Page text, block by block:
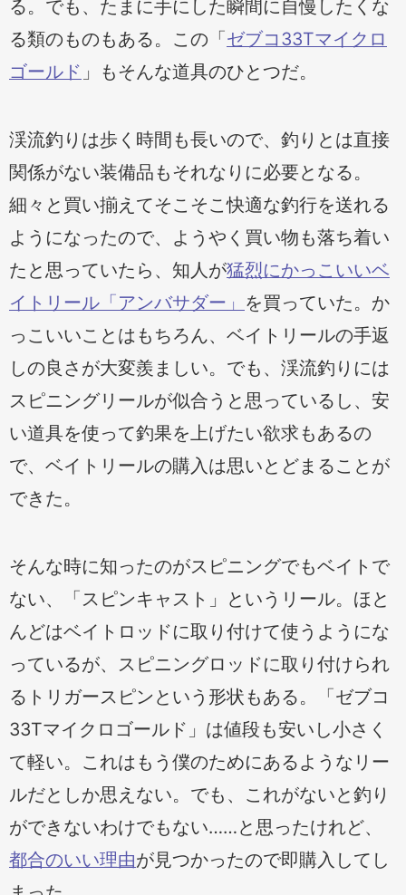
る。でも、たまに手にした瞬間に自慢したくな
る類のものもある。この「ゼブコ33Tマイクロ
ゴールド 」もそんな道具のひとつだ。
渓流釣りは歩く時間も長いので、釣りとは直接
関係がない装備品もそれなりに必要となる。
細々と買い揃えてそこそこ快適な釣行を送れる
ようになったので、ようやく買い物も落ち着い
たと思っていたら、知人が猛烈にかっこいいベ
イトリール「アンバサダー」 を買っていた。か
っこいいことはもちろん、ベイトリールの手返
しの良さが大変羨ましい。でも、渓流釣りには
スピニングリールが似合うと思っているし、安
い道具を使って釣果を上げたい欲求もあるの
で、ベイトリールの購入は思いとどまることが
できた。
そんな時に知ったのがスピニングでもベイトで
ない、「スピンキャスト」というリール。ほと
んどはベイトロッドに取り付けて使うようにな
っているが、スピニングロッドに取り付けられ
るトリガースピンという形状もある。「ゼブコ
33Tマイクロゴールド」は値段も安いし小さく
て軽い。これはもう僕のためにあるようなリー
ルだとしか思えない。でも、これがないと釣り
ができないわけでもない……と思ったけれど、
都合のいい理由が見つかったので即購入してし